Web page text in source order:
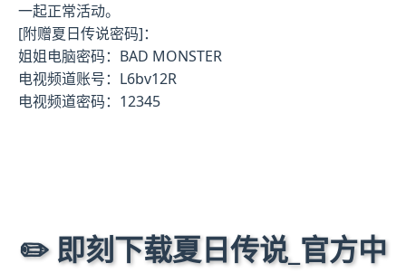
一起正常活动。
[附赠夏日传说密码]：
姐姐电脑密码：BAD MONSTER
电视频道账号：L6bv12R
电视频道密码：12345
✏️ 即刻下载夏日传说_官方中